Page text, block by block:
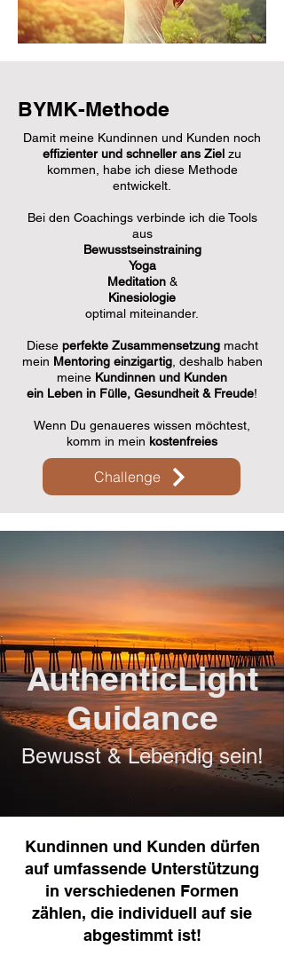
BYMK-Methode
Damit meine Kundinnen und Kunden noch
effizienter und schneller ans Ziel zu
kommen, habe ich diese Methode
entwickelt.
Bei den Coachings verbinde ich die Tools
aus
Bewusstseinstraining
Yoga
Meditation&
Kinesiologie
optimal miteinander.
Diese perfekte Zusammensetzungmacht
mein Mentoring einzigartig, deshalb haben
meine Kundinnen und Kunden
ein Leben in Fülle, Gesundheit & Freude!
Wenn Du genaueres wissen möchtest,
komm in mein kostenfreies
Challenge
AuthenticLight
Guidance
Bewusst & Lebendig sein!
Kundinnen und Kunden dürfen
auf umfassende Unterstützung
in verschiedenen Formen
zählen, die individuell auf sie
abgestimmt ist!